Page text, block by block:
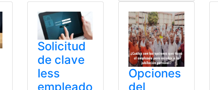
Solicitud
de clave
Iess
empleado
Opciones
del